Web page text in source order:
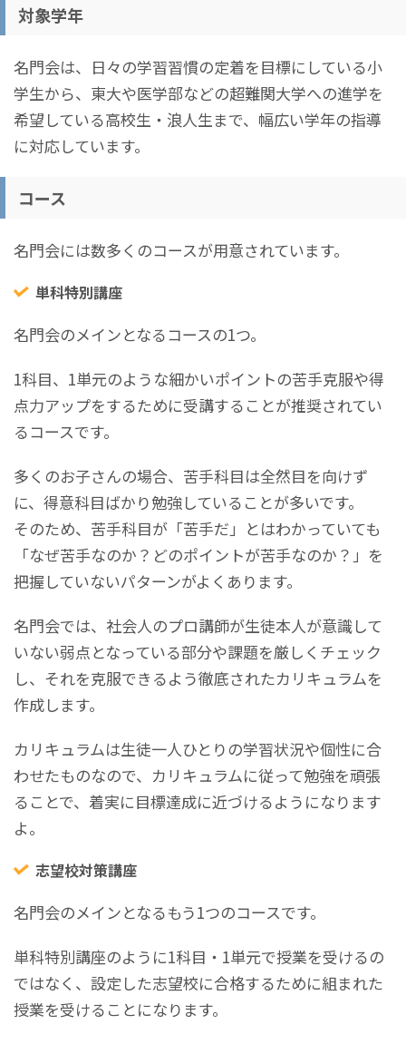
対象学年
名門会は、日々の学習習慣の定着を目標にしている小
学生から、東大や医学部などの超難関大学への進学を
希望している高校生・浪人生まで、幅広い学年の指導
に対応しています。
コース
名門会には数多くのコースが用意されています。
単科特別講座
名門会のメインとなるコースの1つ。
1科目、1単元のような細かいポイントの苦手克服や得
点力アップをするために受講することが推奨されてい
るコースです。
多くのお子さんの場合、苦手科目は全然目を向けず
に、得意科目ばかり勉強していることが多いです。
そのため、苦手科目が「苦手だ」とはわかっていても
「なぜ苦手なのか？どのポイントが苦手なのか？」を
把握していないパターンがよくあります。
名門会では、社会人のプロ講師が生徒本人が意識して
いない弱点となっている部分や課題を厳しくチェック
し、それを克服できるよう徹底されたカリキュラムを
作成します。
カリキュラムは生徒一人ひとりの学習状況や個性に合
わせたものなので、カリキュラムに従って勉強を頑張
ることで、着実に目標達成に近づけるようになります
よ。
志望校対策講座
名門会のメインとなるもう1つのコースです。
単科特別講座のように1科目・1単元で授業を受けるの
ではなく、設定した志望校に合格するために組まれた
授業を受けることになります。